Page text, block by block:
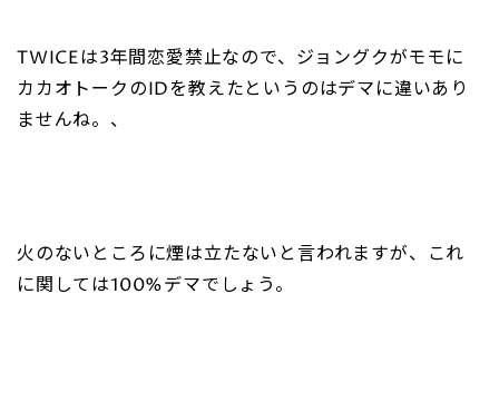
TWICEは3年間恋愛禁止なので、ジョングクがモモに
カカオトークのIDを教えたというのはデマに違いあり
ませんね。、
火のないところに煙は立たないと言われますが、これ
に関しては100%デマでしょう。